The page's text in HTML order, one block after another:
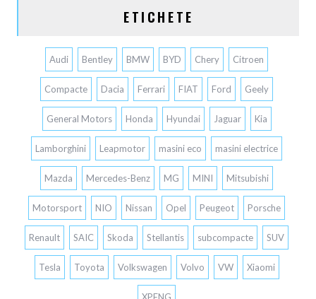
ETICHETE
Audi Bentley BMW BYD Chery Citroen
Compacte Dacia Ferrari FIAT Ford Geely
General Motors Honda Hyundai Jaguar Kia
Lamborghini Leapmotor masini eco masini electrice
Mazda Mercedes-Benz MG MINI Mitsubishi
Motorsport NIO Nissan Opel Peugeot Porsche
Renault SAIC Skoda Stellantis subcompacte SUV
Tesla Toyota Volkswagen Volvo VW Xiaomi